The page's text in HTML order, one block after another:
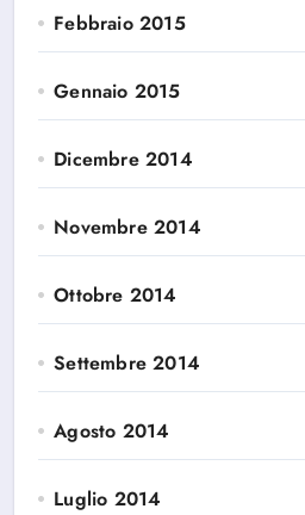
Febbraio 2015
Gennaio 2015
Dicembre 2014
Novembre 2014
Ottobre 2014
Settembre 2014
Agosto 2014
Luglio 2014